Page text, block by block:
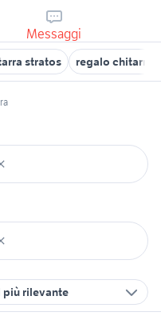
Messaggi
stratos regalo chitarra
più rilevante